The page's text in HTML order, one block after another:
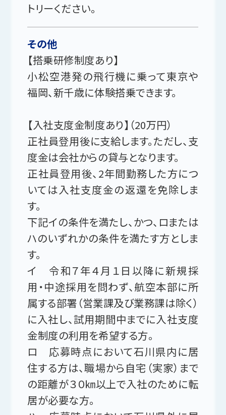
トリーください。
その他
【搭乗研修制度あり】
小松空港発の飛行機に乗って東京や
福岡、新千歳に体験搭乗できます。
【入社支度金制度あり】（20万円）
正社員登用後に支給します。ただし、支
度金は会社からの貸与となります。
正社員登用後、2年間勤務した方につ
いては入社支度金の返還を免除しま
す。
下記イの条件を満たし、かつ、ロまたは
ハのいずれかの条件を満たす方としま
す。
イ 令和７年４月１日以降に新規採
用・中途採用を問わず、航空本部に所
属する部署（営業課及び業務課は除く）
に入社し、試用期間中までに入社支度
金制度の利用を希望する方。
ロ 応募時点において石川県内に居
住する方は、職場から自宅（実家）まで
の距離が３０㎞以上で入社のために転
居が必要な方。